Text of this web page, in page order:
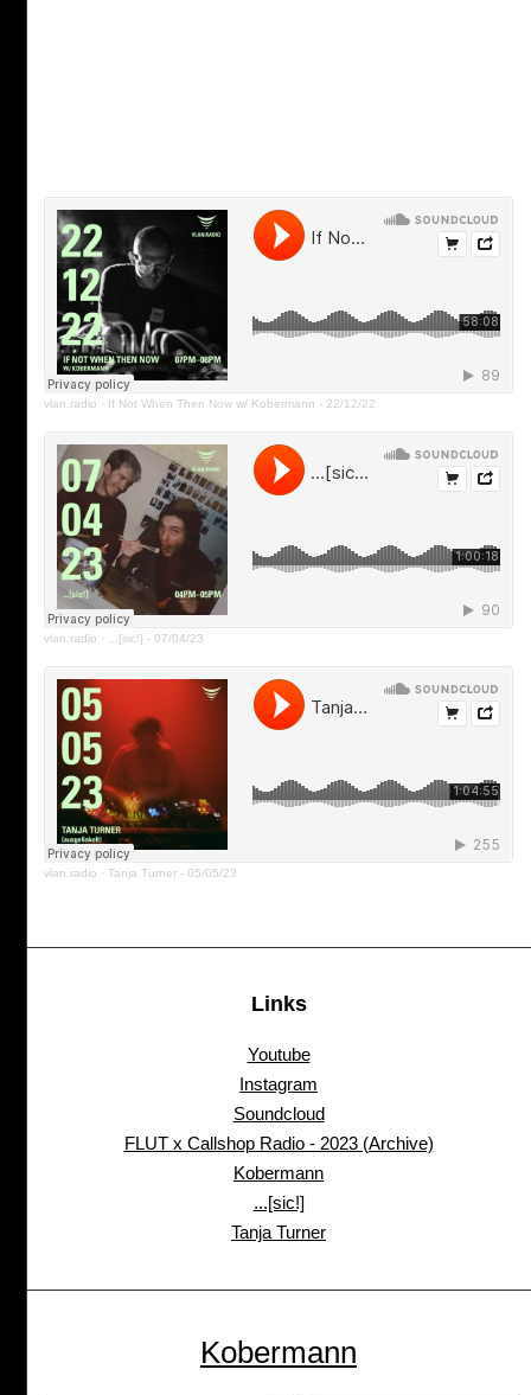
vlan.radio · If Not When Then Now w/ Kobermann - 22/12/22
vlan.radio · ...[sic!] - 07/04/23
vlan.radio · Tanja Turner - 05/05/23
Links
Youtube
Instagram
Soundcloud
FLUT x Callshop Radio - 2023 (Archive)
Kobermann
...[sic!]
Tanja Turner
Kobermann